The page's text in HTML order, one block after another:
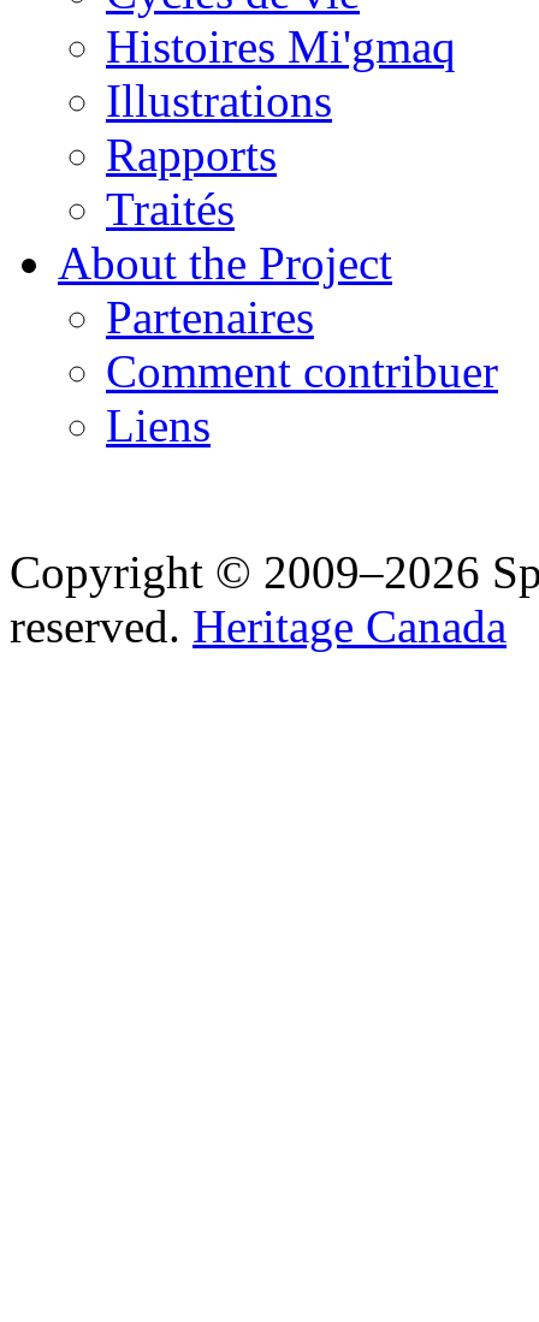
Histoires Mi'gmaq
Illustrations
Rapports
Traités
About the Project
Partenaires
Comment contribuer
Liens
Copyright © 2009–2026
reserved. Heritage Canada